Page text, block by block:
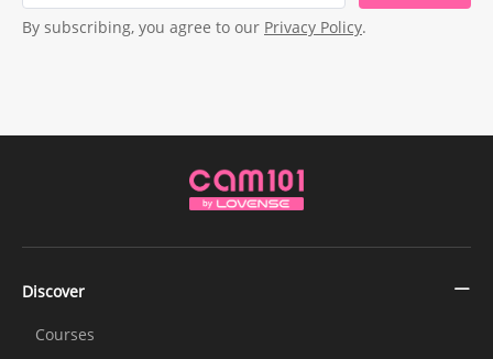
By subscribing, you agree to our Privacy Policy.
Discover
Courses